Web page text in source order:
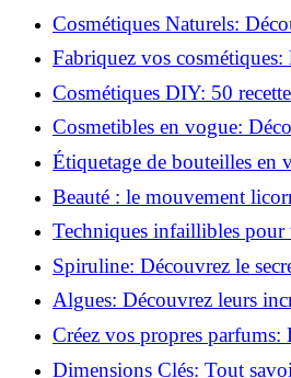
pour Votre Quotidien!
Cosmétiques Naturels:
Beauté Éco-responsables!
Fabriquez vos
produits de beauté maison!
Cosmétiques DIY: 50
pour sublimer votre beauté
Cosmetibles en vogue:
100% comestible!
Étiquetage de bouteilles en
astuces incontournables!
Beauté : le mouvement
surconsommation !
Techniques infaillibles pour
naturellement: Découvrez
Spiruline: Découvrez le
revitaliser les peaux fatiguées!
Algues: Découvrez leurs
la santé et la beauté!
Créez vos propres parfums:
de la fabrication artisanale!
Dimensions Clés: Tout